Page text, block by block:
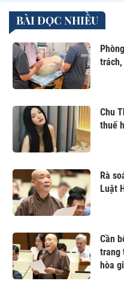
BÀI ĐỌC NHIỀU
Chu
thuế
Rà
Luật
Cần
trang
hòa